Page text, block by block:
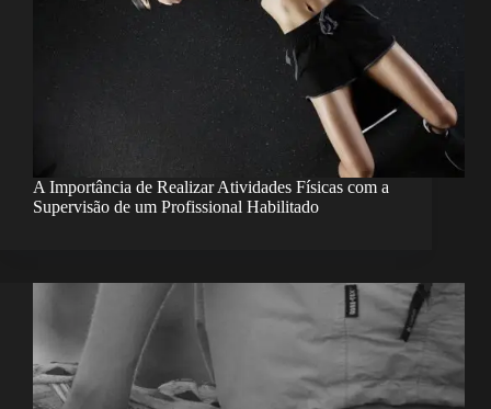
A Importância de Realizar Atividades Físicas com a
Supervisão de um Profissional Habilitado